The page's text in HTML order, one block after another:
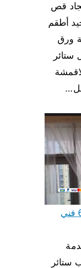
قص
أطقم
ورق
ستائر
تركيب ستائر المطلاع 66330441 فني
ستائر